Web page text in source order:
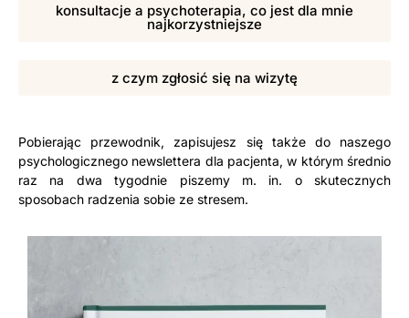
konsultacje a psychoterapia, co jest dla mnie
najkorzystniejsze
z czym zgłosić się na wizytę
Pobierając przewodnik, zapisujesz się także do naszego
psychologicznego newslettera dla pacjenta, w którym średnio
raz na dwa tygodnie piszemy m. in. o skutecznych
sposobach radzenia sobie ze stresem.